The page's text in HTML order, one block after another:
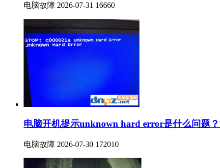
电脑故障 2026-07-31 16660
电脑开机提示unknown hard error是什么问题
电脑故障 2026-07-30 172010